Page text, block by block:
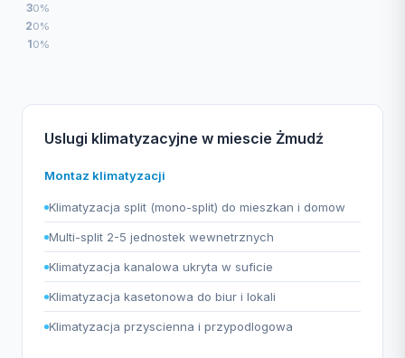
30%
20%
10%
Uslugi klimatyzacyjne w miescie Żmudź
Montaz klimatyzacji
Klimatyzacja split (mono-split) do mieszkan i domow
Multi-split 2-5 jednostek wewnetrznych
Klimatyzacja kanalowa ukryta w suficie
Klimatyzacja kasetonowa do biur i lokali
Klimatyzacja przyscienna i przypodlogowa